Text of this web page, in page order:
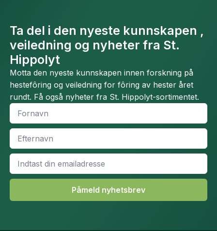
Ta del i den nyeste kunnskapen ,
veiledning og nyheter fra St.
Hippolyt
Motta den nyeste kunnskapen innen forskning på
hestefôring og veiledning for fôring av hester året
rundt. Få også nyheter fra St. Hippolyt-sortimentet.
Fornavn
Efternavn
Email
Påmeld nyhetsbrev